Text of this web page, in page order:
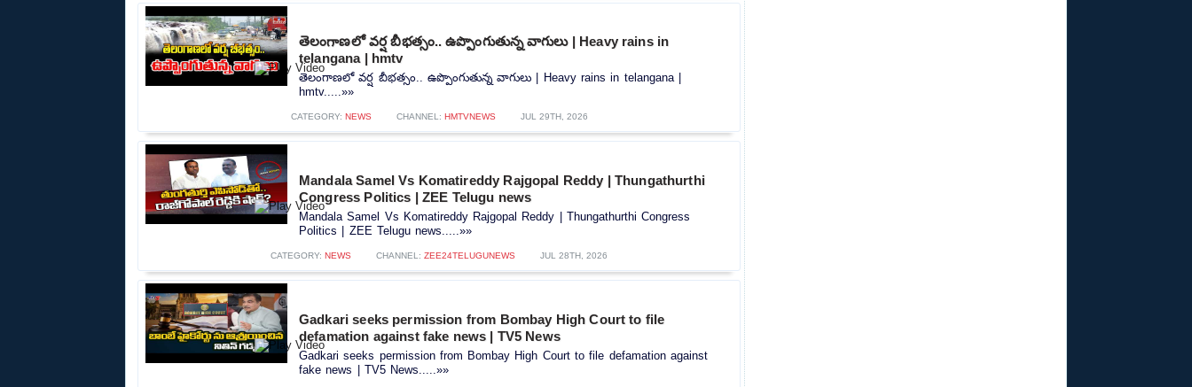
తెలంగాణలో వర్ష బీభత్సం.. ఉప్పొంగుతున్న వాగులు | Heavy rains in
telangana | hmtv
తెలంగాణలో వర్ష బీభత్సం.. ఉప్పొంగుతున్న వాగులు | Heavy rains in telangana |
hmtv.....»»
CATEGORY: NEWS CHANNEL: HMTVNEWS JUL 29TH, 2026
Mandala Samel Vs Komatireddy Rajgopal Reddy | Thungathurthi
Congress Politics | ZEE Telugu news
Mandala Samel Vs Komatireddy Rajgopal Reddy | Thungathurthi Congress
Politics | ZEE Telugu news.....»»
CATEGORY: NEWS CHANNEL: ZEE24TELUGUNEWS JUL 28TH, 2026
Gadkari seeks permission from Bombay High Court to file
defamation against fake news | TV5 News
Gadkari seeks permission from Bombay High Court to file defamation against
fake news | TV5 News.....»»